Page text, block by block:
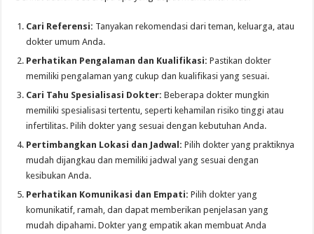
Cari Referensi: Tanyakan rekomendasi dari teman, keluarga, atau
dokter umum Anda.
Perhatikan Pengalaman dan Kualifikasi: Pastikan dokter
memiliki pengalaman yang cukup dan kualifikasi yang sesuai.
Cari Tahu Spesialisasi Dokter: Beberapa dokter mungkin
memiliki spesialisasi tertentu, seperti kehamilan risiko tinggi atau
infertilitas. Pilih dokter yang sesuai dengan kebutuhan Anda.
Pertimbangkan Lokasi dan Jadwal: Pilih dokter yang praktiknya
mudah dijangkau dan memiliki jadwal yang sesuai dengan
kesibukan Anda.
Perhatikan Komunikasi dan Empati: Pilih dokter yang
komunikatif, ramah, dan dapat memberikan penjelasan yang
mudah dipahami. Dokter yang empatik akan membuat Anda